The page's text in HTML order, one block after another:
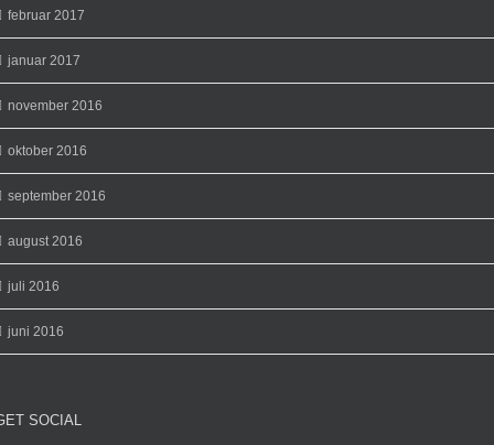
februar 2017
januar 2017
november 2016
oktober 2016
september 2016
august 2016
juli 2016
juni 2016
SOCIAL